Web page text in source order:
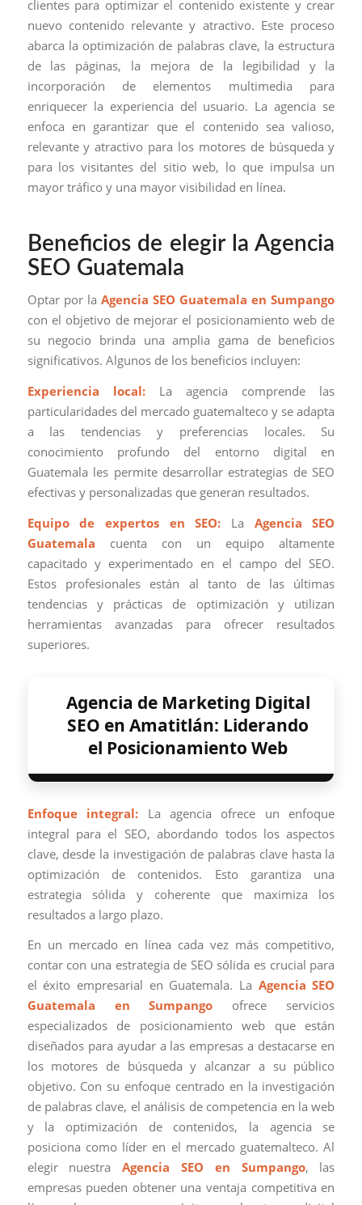
clientes para optimizar el contenido existente y crear
nuevo contenido relevante y atractivo. Este proceso
abarca la optimización de palabras clave, la estructura
de las páginas, la mejora de la legibilidad y la
incorporación de elementos multimedia para
enriquecer la experiencia del usuario. La agencia se
enfoca en garantizar que el contenido sea valioso,
relevante y atractivo para los motores de búsqueda y
para los visitantes del sitio web, lo que impulsa un
mayor tráfico y una mayor visibilidad en línea.
Beneficios de elegir la Agencia
SEO Guatemala
Optar por la Agencia SEO Guatemala en Sumpango
con el objetivo de mejorar el posicionamiento web de
su negocio brinda una amplia gama de beneficios
significativos. Algunos de los beneficios incluyen:
Experiencia local:La agencia comprende las
particularidades del mercado guatemalteco y se adapta
a las tendencias y preferencias locales. Su
conocimiento profundo del entorno digital en
Guatemala les permite desarrollar estrategias de SEO
efectivas y personalizadas que generan resultados.
Equipo de expertos en SEO: La Agencia SEO
Guatemala cuenta con un equipo altamente
capacitado y experimentado en el campo del SEO.
Estos profesionales están al tanto de las últimas
tendencias y prácticas de optimización y utilizan
herramientas avanzadas para ofrecer resultados
superiores.
Agencia de Marketing Digital
SEO en Amatitlán: Liderando
el Posicionamiento Web
Enfoque integral: La agencia ofrece un enfoque
integral para el SEO, abordando todos los aspectos
clave, desde la investigación de palabras clave hasta la
optimización de contenidos. Esto garantiza una
estrategia sólida y coherente que maximiza los
resultados a largo plazo.
En un mercado en línea cada vez más competitivo,
contar con una estrategia de SEO sólida es crucial para
el éxito empresarial en Guatemala. La Agencia SEO
Guatemala en Sumpango ofrece servicios
especializados de posicionamiento web que están
diseñados para ayudar a las empresas a destacarse en
los motores de búsqueda y alcanzar a su público
objetivo. Con su enfoque centrado en la investigación
de palabras clave, el análisis de competencia en la web
y la optimización de contenidos, la agencia se
posiciona como líder en el mercado guatemalteco. Al
elegir nuestraAgencia SEO en Sumpango, las
empresas pueden obtener una ventaja competitiva en